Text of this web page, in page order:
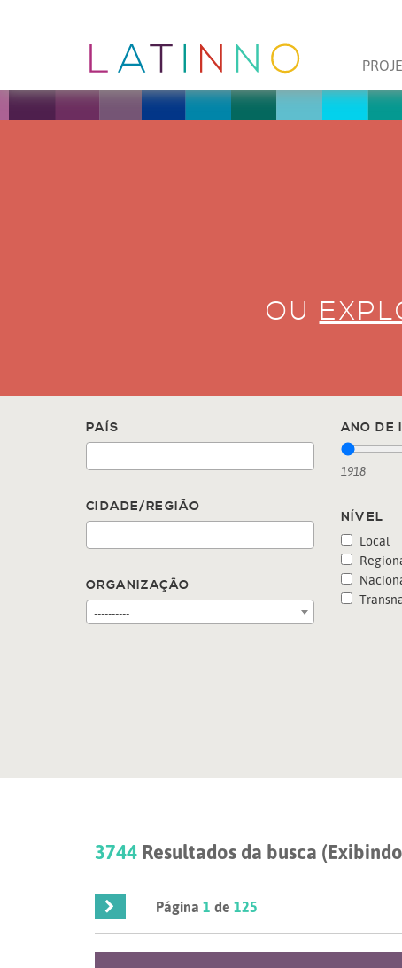
OU
PAÍS
CIDADE/REGIÃO
ORGANIZAÇÃO
----------
ANO DE
1918
NÍVEL
Local
3744 Resultados da busca
Página1 de125